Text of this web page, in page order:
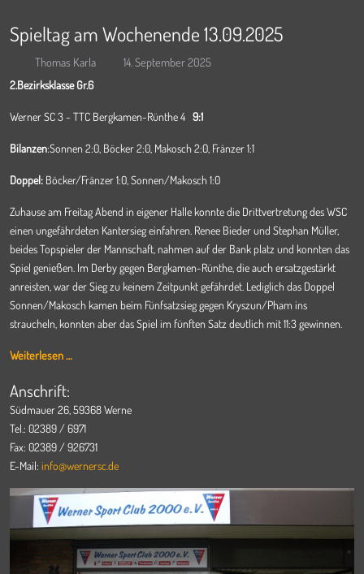
Spieltag am Wochenende 13.09.2025
Thomas Karla 14. September 2025
2.Bezirksklasse Gr.6
Werner SC 3 - TTC Bergkamen-Rünthe 4 9:1
Bilanzen:Sonnen 2:0, Böcker 2:0, Makosch 2:0, Fränzer 1:1
Doppel: Böcker/Fränzer 1:0, Sonnen/Makosch 1:0
Zuhause am Freitag Abend in eigener Halle konnte die Drittvertretung des WSC
einen ungefährdeten Kantersieg einfahren. Renee Bieder und Stephan Müller,
beides Topspieler der Mannschaft, nahmen auf der Bank platz und konnten das
Spiel genießen. Im Derby gegen Bergkamen-Rünthe, die auch ersatzgestärkt
anreisten, war der Sieg zu keinem Zeitpunkt gefährdet. Lediglich das Doppel
Sonnen/Makosch kamen beim Fünfsatzsieg gegen Kryszun/Pham ins
straucheln, konnten aber das Spiel im fünften Satz deutlich mit 11:3 gewinnen.
Weiterlesen …
Anschrift:
Südmauer 26, 59368 Werne
Tel.: 02389 / 6971
Fax: 02389 / 926731
E-Mail: info@wernersc.de